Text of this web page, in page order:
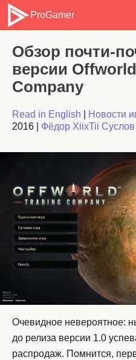
ProGamer
Обзор почти-
версии
Company
Read in English Новости
2016
Фёдор XiixTii Суслов
Очевидное невероятное:
до релиза версии 1.0
распродаж. Помнится,